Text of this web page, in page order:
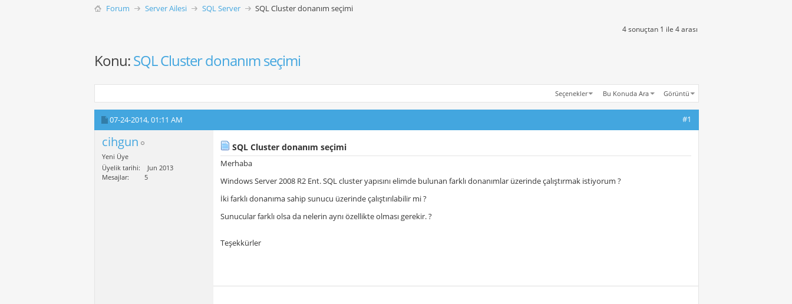
Forum Server Ailesi SQL Server SQL Cluster donanım seçimi
4 sonuçtan 1 ile 4 arası
Konu:SQL Cluster donanım seçimi
Seçenekler Bu Konuda Ara Görüntü
07-24-2014,01:11 AM #1
cihgun
Yeni Üye
Üyelik tarihi
Jun 2013
Mesajlar
5
SQL Cluster donanım seçimi
Merhaba
Windows Server 2008 R2 Ent. SQL cluster yapısını elimde bulunan farklı donanımlar üzerinde çalıştırmak istiyorum ?
İki farklı donanıma sahip sunucu üzerinde çalıştırılabilir mi ?
Sunucular farklı olsa da nelerin aynı özellikte olması gerekir. ?
Teşekkürler